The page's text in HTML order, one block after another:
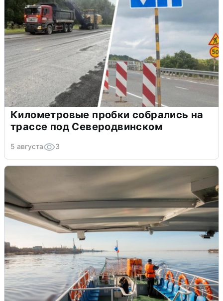
Километровые пробки собрались на
трассе под Северодвинском
5 августа 3